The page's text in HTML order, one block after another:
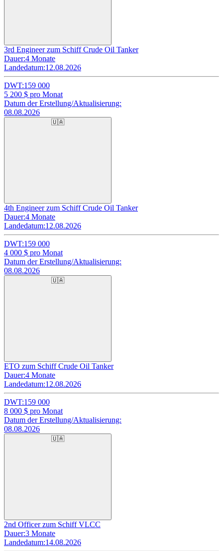
3rd Engineer zum Schiff Crude Oil Tanker
Dauer:4 Monate
Landedatum:12.08.2026
DWT:159 000
5 200 $ pro Monat
Datum der Erstellung/Aktualisierung:
08.08.2026
🇺🇦
4th Engineer zum Schiff Crude Oil Tanker
Dauer:4 Monate
Landedatum:12.08.2026
DWT:159 000
4 000 $ pro Monat
Datum der Erstellung/Aktualisierung:
08.08.2026
🇺🇦
ETO zum Schiff Crude Oil Tanker
Dauer:4 Monate
Landedatum:12.08.2026
DWT:159 000
8 000 $ pro Monat
Datum der Erstellung/Aktualisierung:
08.08.2026
🇺🇦
2nd Officer zum Schiff VLCC
Dauer:3 Monate
Landedatum:14.08.2026